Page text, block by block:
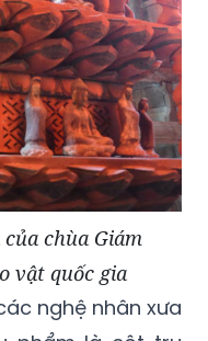
chùa Giám
vật quốc gia
nghệ nhân xưa